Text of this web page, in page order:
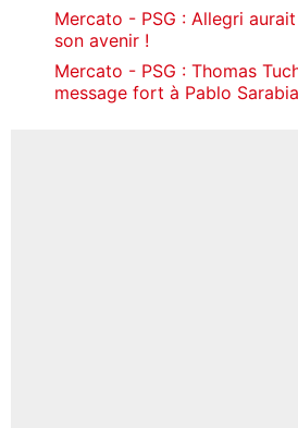
Mercato - PSG : Allegri
son avenir !
Mercato - PSG : Thomas
message fort à Pablo